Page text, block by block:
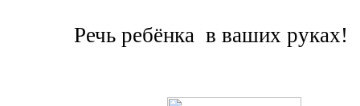
Речь ребёнка в ваших руках!